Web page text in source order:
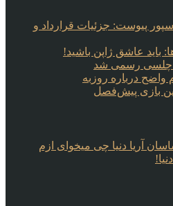
پیوست: جزئیات قرارداد و
باید عاشق ژاپن باشید!
چلسی رسمی شد
واضح درباره روزبه
بازی پیش‌فصل
آریا دنیا چی میخوای ازم